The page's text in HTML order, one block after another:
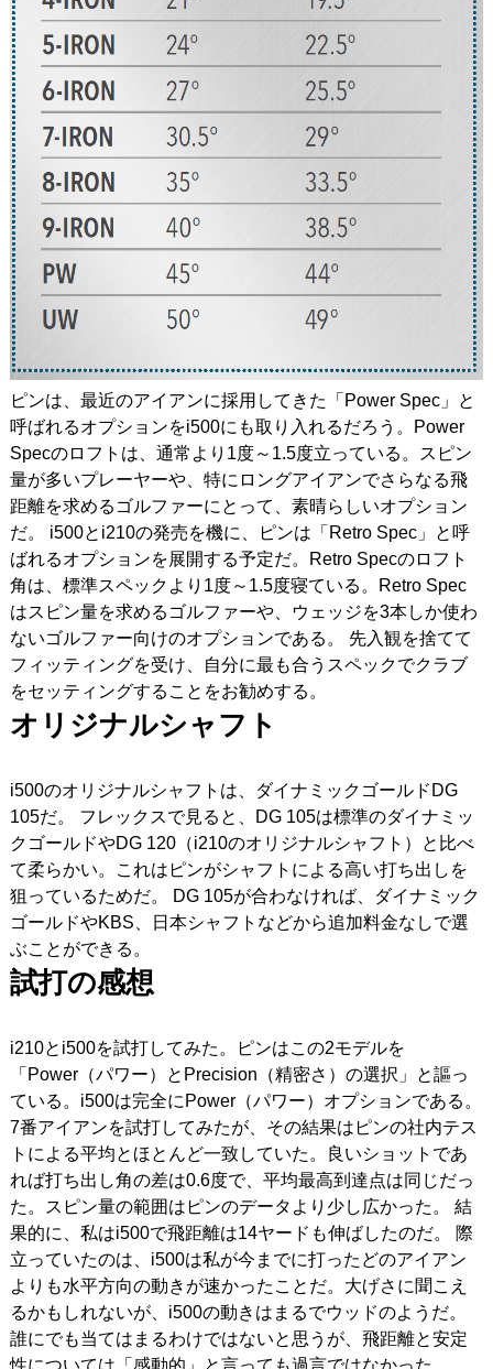
ピンは、最近のアイアンに採用してきた「Power Spec」と
呼ばれるオプションをi500にも取り入れるだろう。Power
Specのロフトは、通常より1度～1.5度立っている。スピン
量が多いプレーヤーや、特にロングアイアンでさらなる飛
距離を求めるゴルファーにとって、素晴らしいオプション
だ。
i500とi210の発売を機に、ピンは「Retro Spec」と呼
ばれるオプションを展開する予定だ。Retro Specのロフト
角は、標準スペックより1度～1.5度寝ている。Retro Spec
はスピン量を求めるゴルファーや、ウェッジを3本しか使わ
ないゴルファー向けのオプションである。
先入観を捨てて
フィッティングを受け、自分に最も合うスペックでクラブ
をセッティングすることをお勧めする。
オリジナルシャフト
i500のオリジナルシャフトは、ダイナミックゴールドDG
105だ。
フレックスで見ると、DG 105は標準のダイナミッ
クゴールドやDG 120（i210のオリジナルシャフト）と比べ
て柔らかい。これはピンがシャフトによる高い打ち出しを
狙っているためだ。
DG 105が合わなければ、ダイナミック
ゴールドやKBS、日本シャフトなどから追加料金なしで選
ぶことができる。
試打の感想
i210とi500を試打してみた。ピンはこの2モデルを
「Power（パワー）とPrecision（精密さ）の選択」と謳っ
ている。i500は完全にPower（パワー）オプションである。
7番アイアンを試打してみたが、その結果はピンの社内テス
トによる平均とほとんど一致していた。良いショットであ
れば打ち出し角の差は0.6度で、平均最高到達点は同じだっ
た。スピン量の範囲はピンのデータより少し広かった。
結
果的に、私はi500で飛距離は14ヤードも伸ばしたのだ。
際
立っていたのは、i500は私が今までに打ったどのアイアン
よりも水平方向の動きが速かったことだ。大げさに聞こえ
るかもしれないが、i500の動きはまるでウッドのようだ。
誰にでも当てはまるわけではないと思うが、飛距離と安定
性については「感動的」と言っても過言ではなかった。